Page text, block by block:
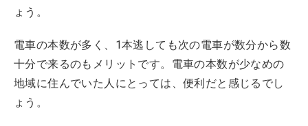
ょう。
電車の本数が多く、1本逃しても次の電車が数分から数
十分で来るのもメリットです。電車の本数が少なめの
地域に住んでいた人にとっては、便利だと感じるでし
ょう。